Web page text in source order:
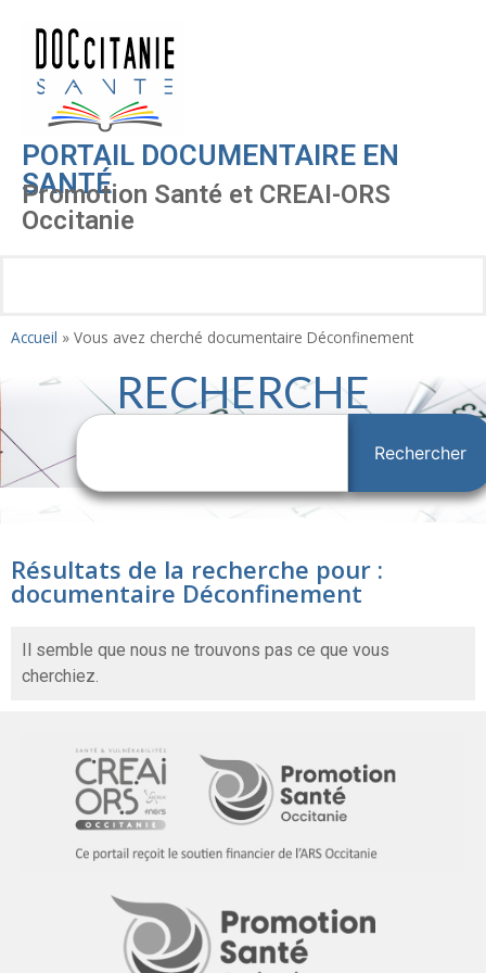
PORTAIL DOCUMENTAIRE EN
SANTÉ
Promotion Santé et CREAI-ORS
Occitanie
Accueil » Vous avez cherché documentaire Déconfinement
RECHERCHE
Rechercher
Résultats de la recherche pour :
documentaire Déconfinement
Il semble que nous ne trouvons pas ce que vous
cherchiez.